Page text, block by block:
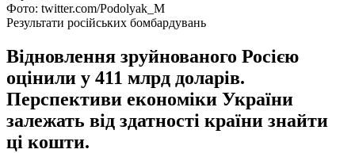
Фото: twitter.com/Podolyak_M
Результати російських бомбардувань
Відновлення зруйнованого Росією
оцінили у 411 млрд доларів.
Перспективи економіки України
залежать від здатності країни знайти
ці кошти.